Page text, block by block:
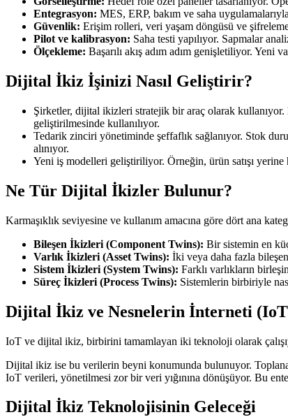
Entegrasyon: MES, ERP, bakım ve saha
Güvenlik: Erişim rolleri, veri yaşam döngüsü ve
Pilot ve kalibrasyon: Saha testi yapılıyor. Sapmalar
Ölçekleme: Başarılı akış adım adım genişletiliyor. Yeni
Dijital İkiz İşinizi Nasıl Geliştirir?
Şirketler, dijital ikizleri stratejik bir araç olarak
geliştirilmesinde kullanılıyor.
Tedarik zinciri yönetiminde şeffaflık sağlanıyor. Stok
alınıyor.
Yeni iş modelleri geliştiriliyor. Örneğin, ürün satışı
Ne Tür Dijital İkizler Bulunur?
Karmaşıklık seviyesine ve kullanım amacına göre dört ana
Bileşen İkizleri (Component Twins): Bir sistemin en
Varlık İkizleri (Asset Twins): İki veya daha fazla
Sistem İkizleri (System Twins): Farklı varlıkların
Süreç İkizleri (Process Twins): Sistemlerin birbiriyle
Dijital İkiz ve Nesnelerin İnterneti
IoT ve dijital ikiz, birbirini tamamlayan iki teknoloji olarak
Dijital ikiz ise bu verilerin beyni konumunda bulunuyor.
IoT verileri, yönetilmesi zor bir veri yığınına dönüşüyor. Bu
Dijital İkiz Teknolojisinin Geleceği